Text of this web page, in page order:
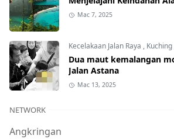
Mac 7, 2025
Kecelakaan Jalan Raya , Kuching
Dua maut kemalangan
Jalan Astana
Mac 13, 2025
NETWORK
Angkringan